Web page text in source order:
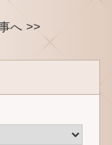
へ >>